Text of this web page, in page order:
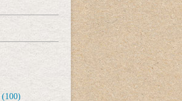
(100)